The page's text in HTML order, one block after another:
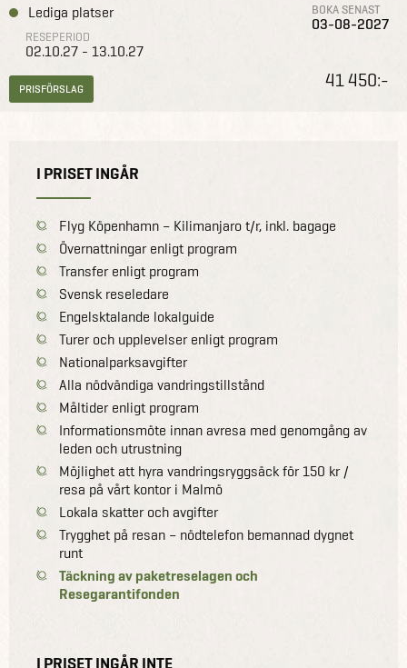
Lediga platser
RESEPERIOD
02.10.27 - 13.10.27
BOKA SENAST
03-08-2027
41 450:-
PRISFÖRSLAG
I PRISET INGÅR
Flyg Köpenhamn – Kilimanjaro t/r, inkl. bagage
Övernattningar enligt program
Transfer enligt program
Svensk reseledare
Engelsktalande lokalguide
Turer och upplevelser enligt program
Nationalparksavgifter
Alla nödvändiga vandringstillstånd
Måltider enligt program
Informationsmöte innan avresa med genomgång av
leden och utrustning
Möjlighet att hyra vandringsryggsäck för 150 kr /
resa på vårt kontor i Malmö
Lokala skatter och avgifter
Trygghet på resan – nödtelefon bemannad dygnet
runt
Täckning av paketreselagen och
Resegarantifonden
I PRISET INGÅR INTE